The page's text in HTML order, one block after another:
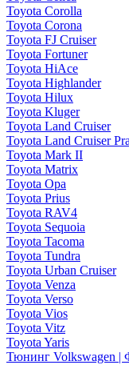
Toyota Corolla
Toyota Corona
Toyota FJ Cruiser
Toyota Fortuner
Toyota HiAce
Toyota Highlander
Toyota Hilux
Toyota Kluger
Toyota Land Cruiser
Toyota Land Cruiser
Toyota Mark II
Toyota Matrix
Toyota Opa
Toyota Prius
Toyota RAV4
Toyota Sequoia
Toyota Tacoma
Toyota Tundra
Toyota Urban Cruiser
Toyota Venza
Toyota Verso
Toyota Vios
Toyota Vitz
Toyota Yaris
Тюнинг Volkswagen |